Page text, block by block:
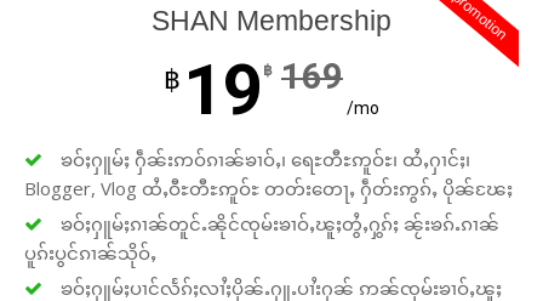
promotion
SHAN Membership
฿ 19 ฿ 169
/mo
ၶဝ်ႈႁူမ်ႈ ႁဵၼ်းဢဝ်ၵၢၼ်ၶၢဝ်ႇ၊ ရေႊတီႊဢူဝ်ႊ၊ ထႆႇႁၢင်ႈ၊
Blogger, Vlog ထႆႇဝီႊတီႊဢူဝ်ႊ တတ်းတေႃႇ ႁဵတ်းဢွၵ်ႇ ပိုၼ်ၽႄႈ
ၶဝ်ႈႁူမ်ႈၵၢၼ်တူင်ႉၼိုင်ၸုမ်းၶၢဝ်ႇၽူႈတွႆႇႁွၵ်ႈ ၼႂ်းၶၵ်ႉၵၢၼ်
ပူၵ်းပွင်ၵၢၼ်သိုဝ်ႇ
ၶဝ်ႈႁူမ်ႈပၢင်လႅၵ်ႈလၢႆႈပိုၼ်ႉႁူႉပၢႆးႁၼ် ဢၼ်ၸုမ်းၶၢဝ်ႇၽူႈ